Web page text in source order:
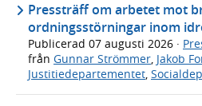
Pressträff om arbetet mot
ordningsstörningar inom
Publicerad 07 augusti 2026 ·
från Gunnar Strömmer, Jakob
Justitiedepartementet,